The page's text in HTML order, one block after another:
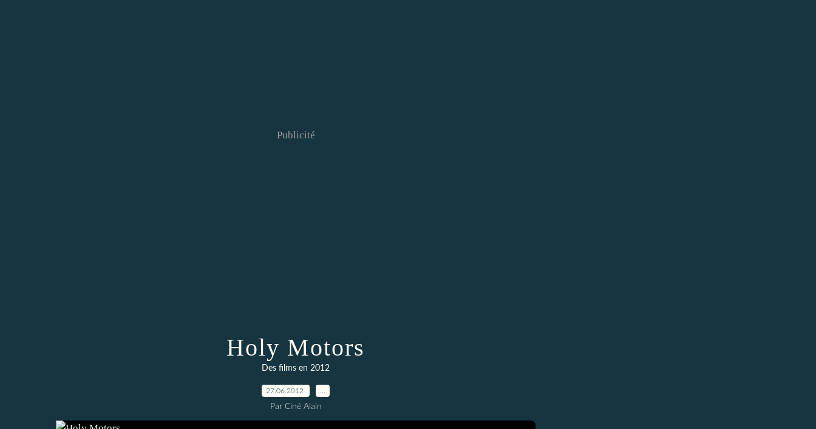
Publicité
Holy Motors
Des films en 2012
27.06.2012
Par Ciné Alain